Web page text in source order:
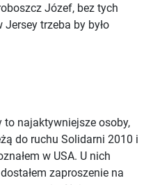
Józef, bez tych
trzeba by było
to najaktywniejsze osoby,
do ruchu Solidarni 2010 i
w USA. U nich
zaproszenie na